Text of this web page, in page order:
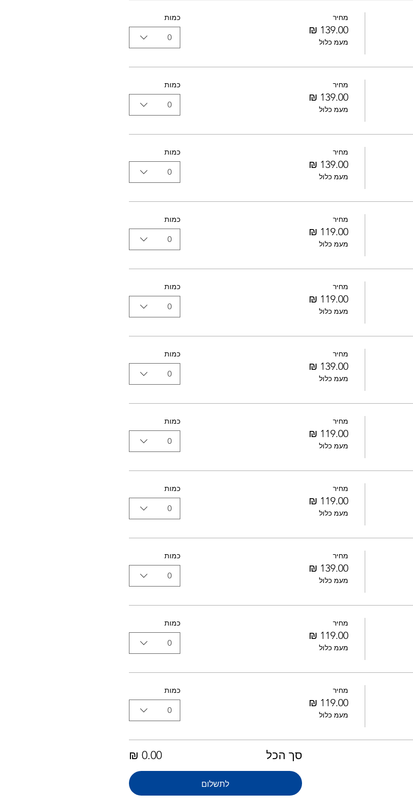
מחיר
מעמ כלול
כמות
0
מחיר
מעמ כלול
כמות
0
מחיר
מעמ כלול
כמות
0
מחיר
מעמ כלול
כמות
0
מחיר
מעמ כלול
כמות
0
מחיר
מעמ כלול
כמות
0
מחיר
מעמ כלול
כמות
0
מחיר
מעמ כלול
כמות
0
מחיר
מעמ כלול
כמות
0
מחיר
מעמ כלול
כמות
0
מחיר
מעמ כלול
כמות
0
סך הכל ‏0.00 ‏₪
לתשלום